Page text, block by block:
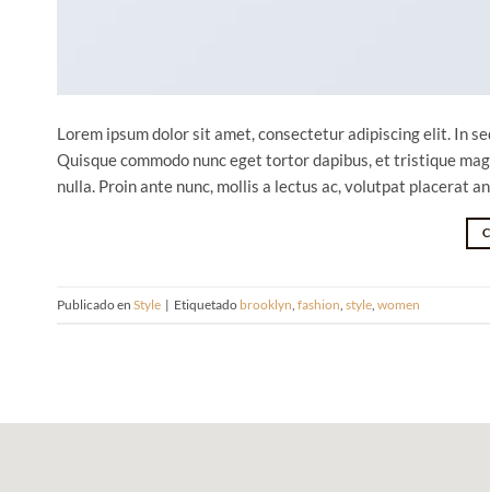
Lorem ipsum dolor sit amet, consectetur adipiscing elit. In
Quisque commodo nunc eget tortor dapibus, et tristique
nulla. Proin ante nunc, mollis a lectus ac, volutpat placerat
Publicado en Style | Etiquetado brooklyn fashion style women